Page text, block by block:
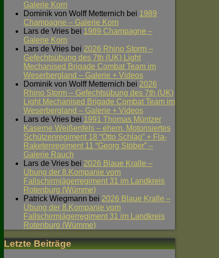
Galerie Korn
Dominik von Wolff Metternich bei 1989
Champagne – Galerie Korn
Lars de Vries bei 1989 Champagne –
Galerie Korn
Lars de Vries bei 2026 Rhino Storm –
Gefechtsübung des 7th (UK) Light
Mechanised Brigade Combat Team im
Weserbergland – Galerie + Videos
Dominik von Wolff Metternich bei 2026
Rhino Storm – Gefechtsübung des 7th (UK)
Light Mechanised Brigade Combat Team im
Weserbergland – Galerie + Videos
Lars de Vries bei 1991 Thomas Müntzer
Kaserne Weißenfels – ehem. Motorisiertes
Schützenregiment 18 “Otto Schlag” + Fla-
Raketenregiment 11 “Georg Stöber” –
Galerie Rauch
Lars de Vries bei 2026 Blaue Kralle –
Übung der 8.Kompanie vom
Fallschirmjägerregiment 31 im Landkreis
Rotenburg (Wümme)
Patrick Wiegmann bei 2026 Blaue Kralle –
Übung der 8.Kompanie vom
Fallschirmjägerregiment 31 im Landkreis
Rotenburg (Wümme)
Letzte Beiträge